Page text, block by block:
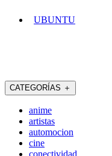
UBUNTU
CATEGORÍAS ＋
anime
artistas
automocion
cine
conectividad